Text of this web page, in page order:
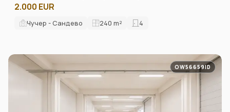
2.000 EUR
Чучер - Сандево 240 m² 4
OW56659ID